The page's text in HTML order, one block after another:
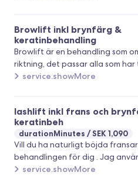
Browlift inkl brynfärg &
keratinbehandling
Browlift är en behandling som
riktning, det passar alla som
fylligare look , till dig som har
Behandlingen avslutas med en
och stärker dina bryn. Browlift
beroende på hårets individuella växtfas.
med i både lashlift och Browlift
service.showMore
lashlift inkl frans och
keratinbeh
durationMinutes SEK 1,090
Vill du ha naturligt böjda
behandlingen för dig . Jag använder by Bexter som är ett
svenskt Lashlift märke , känt för
service.showMore